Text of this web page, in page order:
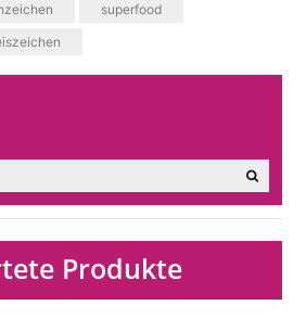
superfood
Produkte